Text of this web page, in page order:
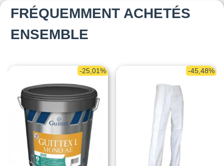
FRÉQUEMMENT ACHETÉS
ENSEMBLE
-25,01% -45,48%